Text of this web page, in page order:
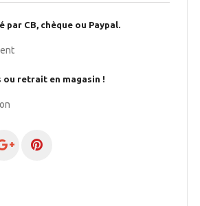
par CB, chèque ou Paypal.
ou retrait en magasin !